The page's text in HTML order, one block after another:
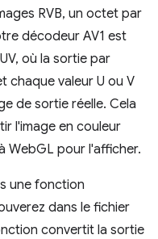
RVB, un octet par
décodeur AV1 est
où la sortie par
chaque valeur U ou V
de sortie réelle. Cela
l'image en couleur
WebGL pour l'afficher.
une fonction
dans le fichier
convertit la sortie